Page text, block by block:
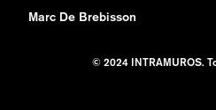
Marc De Brebisson
© 2024 INTRAMUROS.